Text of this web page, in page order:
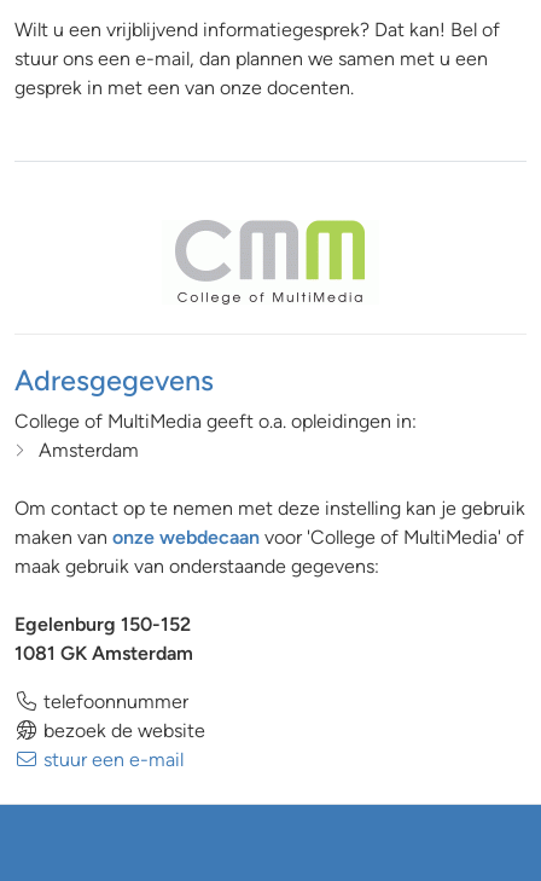
Wilt u een vrijblijvend informatiegesprek? Dat kan! Bel of
stuur ons een e-mail, dan plannen we samen met u een
gesprek in met een van onze docenten.
Adresgegevens
College of MultiMedia geeft o.a. opleidingen in:
Amsterdam
Om contact op te nemen met deze instelling kan je gebruik
maken van onze webdecaan voor 'College of MultiMedia' of
maak gebruik van onderstaande gegevens:
Egelenburg 150-152
1081 GK Amsterdam
telefoonnummer
bezoek de website
stuur een e-mail